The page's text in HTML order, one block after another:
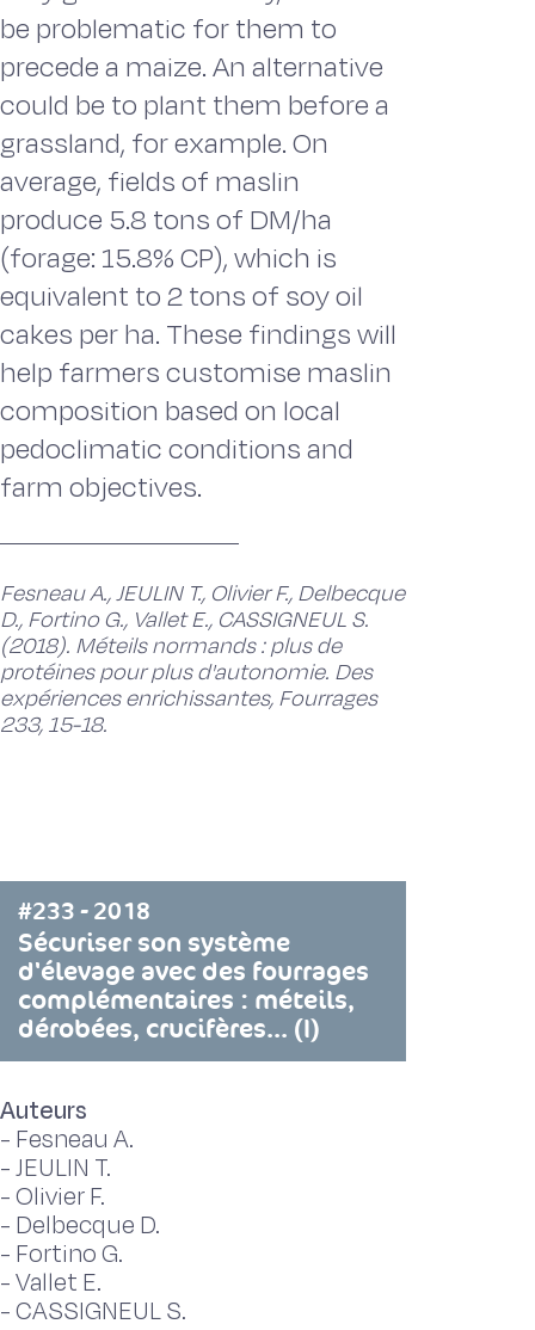
be problematic for them to
precede a maize. An alternative
could be to plant them before a
grassland, for example. On
average, fields of maslin
produce 5.8 tons of DM/ha
(forage: 15.8% CP), which is
equivalent to 2 tons of soy oil
cakes per ha. These findings will
help farmers customise maslin
composition based on local
pedoclimatic conditions and
farm objectives.
Fesneau A., JEULIN T., Olivier F., Delbecque
D., Fortino G., Vallet E., CASSIGNEUL S.
(2018). Méteils normands : plus de
protéines pour plus d'autonomie. Des
expériences enrichissantes, Fourrages
233, 15-18.
#233 - 2018
Sécuriser son système
d'élevage avec des fourrages
complémentaires : méteils,
dérobées, crucifères... (I)
Auteurs
- Fesneau A.
-JEULIN T.
-Olivier F.
- Delbecque D.
- Fortino G.
-Vallet E.
-CASSIGNEUL S.